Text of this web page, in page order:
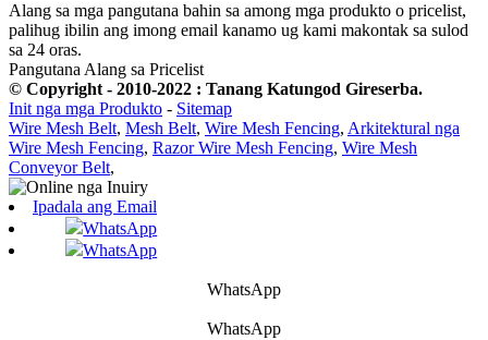
Alang sa mga pangutana bahin sa among mga produkto o pricelist,
palihug ibilin ang imong email kanamo ug kami makontak sa sulod
sa 24 oras.
Pangutana Alang sa Pricelist
© Copyright - 2010-2022 : Tanang Katungod Gireserba.
Init nga mga Produkto - Sitemap
Wire Mesh Belt, Mesh Belt, Wire Mesh Fencing, Arkitektural nga
Wire Mesh Fencing, Razor Wire Mesh Fencing, Wire Mesh
Conveyor Belt,
Ipadala ang Email
WhatsApp
WhatsApp
WhatsApp
WhatsApp